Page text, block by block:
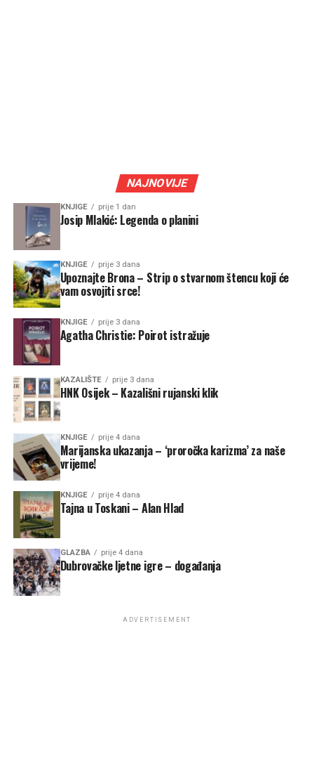
NAJNOVIJE
KNJIGE prije 1 dan
Josip Mlakić: Legenda o planini
KNJIGE prije 3 dana
Upoznajte Brona – Strip o stvarnom štencu koji će
vam osvojiti srce!
KNJIGE prije 3 dana
Agatha Christie: Poirot istražuje
KAZALIŠTE prije 3 dana
HNK Osijek – Kazališni rujanski klik
KNJIGE prije 4 dana
Marijanska ukazanja – ‘proročka karizma’ za naše
vrijeme!
KNJIGE prije 4 dana
Tajna u Toskani – Alan Hlad
GLAZBA prije 4 dana
Dubrovačke ljetne igre – događanja
ADVERTISEMENT